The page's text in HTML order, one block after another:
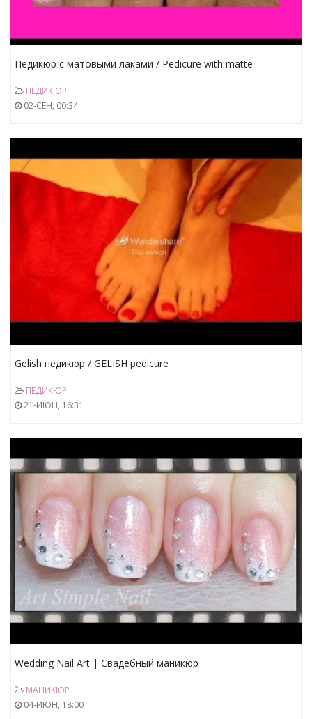
Педикюр с матовыми лаками / Pedicure with matte
ПЕДИКЮР
02-СЕН, 00:34
Gelish педикюр / GELISH pedicure
ПЕДИКЮР
21-ИЮН, 16:31
Wedding Nail Art | Свадебный маникюр
МАНИКЮР
04-ИЮН, 18:00